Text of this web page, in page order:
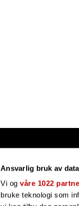
Ansvarlig bruk av
Vi ogvåre 1022
bruke teknologi som